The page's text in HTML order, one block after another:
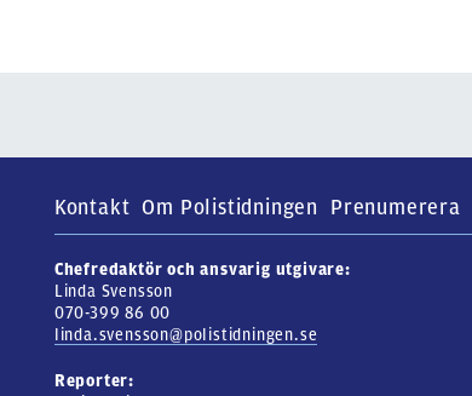
Kontakt Om Polistidningen Prenumerera
Chefredaktör och ansvarig utgivare:
Linda Svensson
070-399 86 00
linda.svensson@polistidningen.se
Reporter: